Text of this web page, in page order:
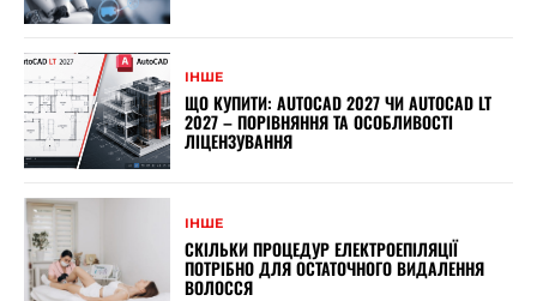
ІНШЕ
ЩО КУПИТИ: AUTOCAD 2027 ЧИ AUTOCAD LT
2027 – ПОРІВНЯННЯ ТА ОСОБЛИВОСТІ
ЛІЦЕНЗУВАННЯ
ІНШЕ
СКІЛЬКИ ПРОЦЕДУР ЕЛЕКТРОЕПІЛЯЦІЇ
ПОТРІБНО ДЛЯ ОСТАТОЧНОГО ВИДАЛЕННЯ
ВОЛОССЯ